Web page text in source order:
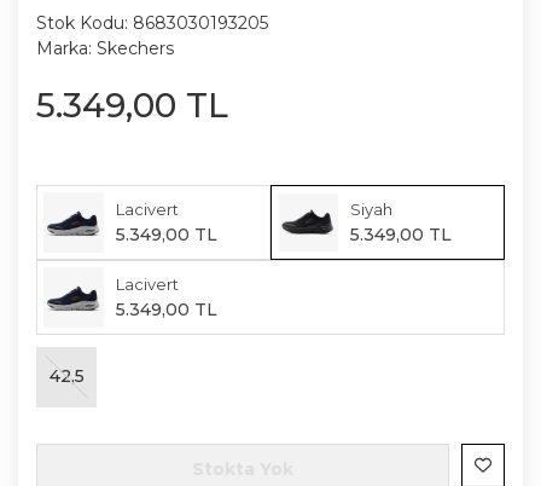
Stok Kodu: 8683030193205
Marka: Skechers
5.349,00 TL
Lacivert
5.349,00 TL
Siyah
5.349,00 TL
Lacivert
5.349,00 TL
42,5